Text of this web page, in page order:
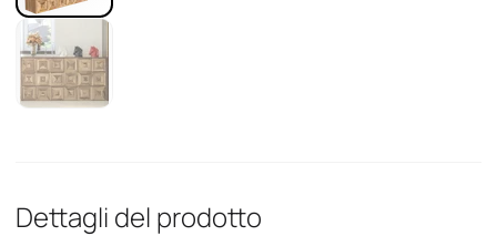
Dettagli del prodotto